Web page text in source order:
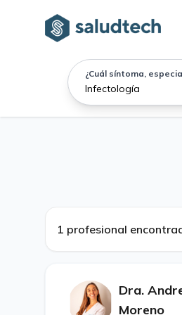
¿Cuál síntoma,
1 profesional
Dra.
Moreno